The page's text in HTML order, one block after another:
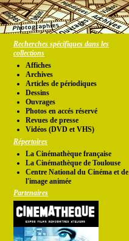
Recherches spécifiques dans les
collections
Affiches
Archives
Articles de périodiques
Dessins
Ouvrages
Photos en accés réservé
Revues de presse
Vidéos (DVD et VHS)
Répertoires
La Cinémathèque française
La Cinémathèque de Toulouse
Centre National du Cinéma et de
l'image animée
Partenaires